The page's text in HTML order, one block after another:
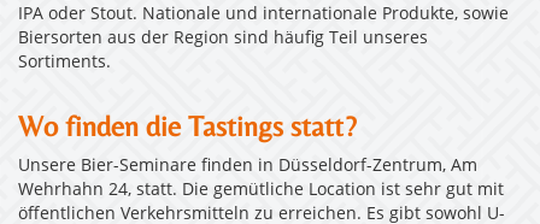
IPA oder Stout. Nationale und internationale Produkte, sowie
Biersorten aus der Region sind häufig Teil unseres
Sortiments.
Wo finden die Tastings statt?
Unsere Bier-Seminare finden in Düsseldorf-Zentrum, Am
Wehrhahn 24, statt. Die gemütliche Location ist sehr gut mit
öffentlichen Verkehrsmitteln zu erreichen. Es gibt sowohl U-